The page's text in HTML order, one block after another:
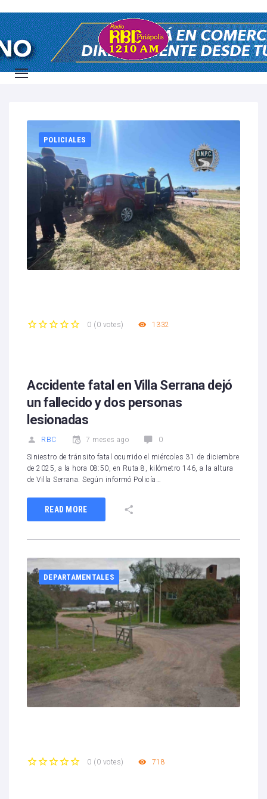
Home
POLICIALES
0 ( 0 votes) 1332
Accidente fatal en Villa Serrana dejó
un fallecido y dos personas
lesionadas
RBC 7 meses ago 0
Siniestro de tránsito fatal ocurrido el miércoles 31 de diciembre
de 2025, a la hora 08:50, en Ruta 8, kilómetro 146, a la altura
de Villa Serrana. Según informó Policía…
READ MORE
DEPARTAMENTALES
0 ( 0 votes) 718